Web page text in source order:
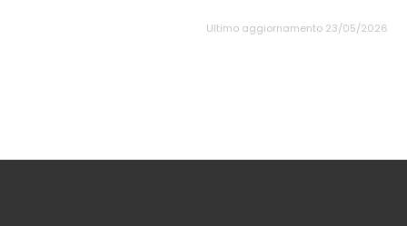
Ultimo aggiornamento 23/05/2026